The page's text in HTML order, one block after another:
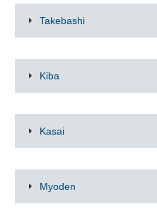
Takebashi
Kiba
Kasai
Myoden